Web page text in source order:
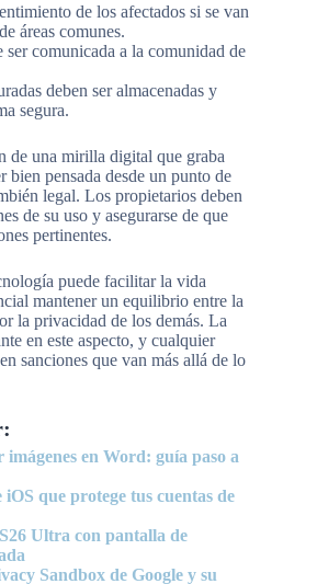
de los afectados si se van
áreas comunes.
ser comunicada a la comunidad de
deben ser almacenadas y
segura.
de una mirilla digital que graba
bien pensada desde un punto de
legal. Los propietarios deben
de su uso y asegurarse de que
pertinentes.
puede facilitar la vida
mantener un equilibrio entre la
la privacidad de los demás. La
en este aspecto, y cualquier
sanciones que van más allá de lo
imágenes en Word: guía paso a
que protege tus cuentas de
Ultra con pantalla de
Sandbox de Google y su